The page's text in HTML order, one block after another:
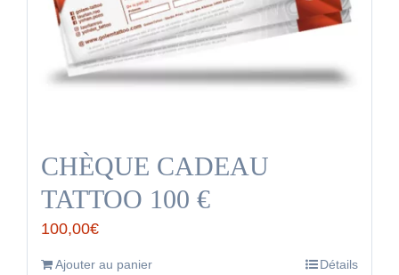
CHÈQUE CADEAU
TATTOO 100 €
100,00€
Ajouter au panier Détails